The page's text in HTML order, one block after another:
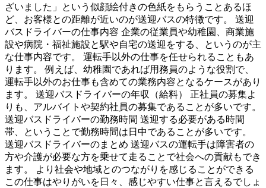
ざいました」という似顔絵付きの色紙をもらうことあるほ
ど、お客様との距離が近いのが送迎バスの特徴です。 送迎
バスドライバーの仕事内容 企業の従業員や幼稚園、商業施
設や病院・福祉施設と駅や自宅の送迎をする、というのが主
な仕事内容です。 運転手以外の仕事を任せられることもあ
ります。 例えば、幼稚園であれば用務員のような役割で、
運転手以外のお仕事も含めての業務内容となるケースがあり
ます。 送迎バスドライバーの年収（給料） 正社員の募集よ
りも、アルバイトや契約社員の募集であることが多いです。
送迎バスドライバーの勤務時間 送迎する必要がある時間
帯、ということで勤務時間は日中であることが多いです。
送迎バスドライバーのまとめ 送迎バスの運転手は障害者の
方や介護が必要な方を乗せて走ることで社会への貢献もでき
ます。 より社会や地域とのつながりを感じることができる
この仕事はやりがいを日々、感じやすい仕事と言えるでしょ